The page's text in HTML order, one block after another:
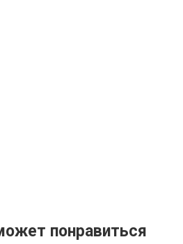
понравиться